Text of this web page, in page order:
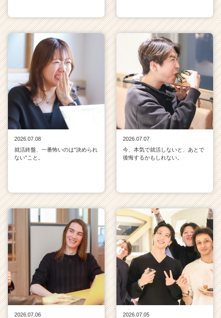
2026.07.08
就活終盤、一番怖いのは"決められ
ない"こと。
2026.07.07
今、本気で就活しないと、あとで
後悔するかもしれない。
2026.07.06
2026.07.05